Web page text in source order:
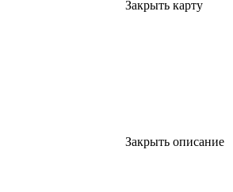
Закрыть карту
Закрыть описание